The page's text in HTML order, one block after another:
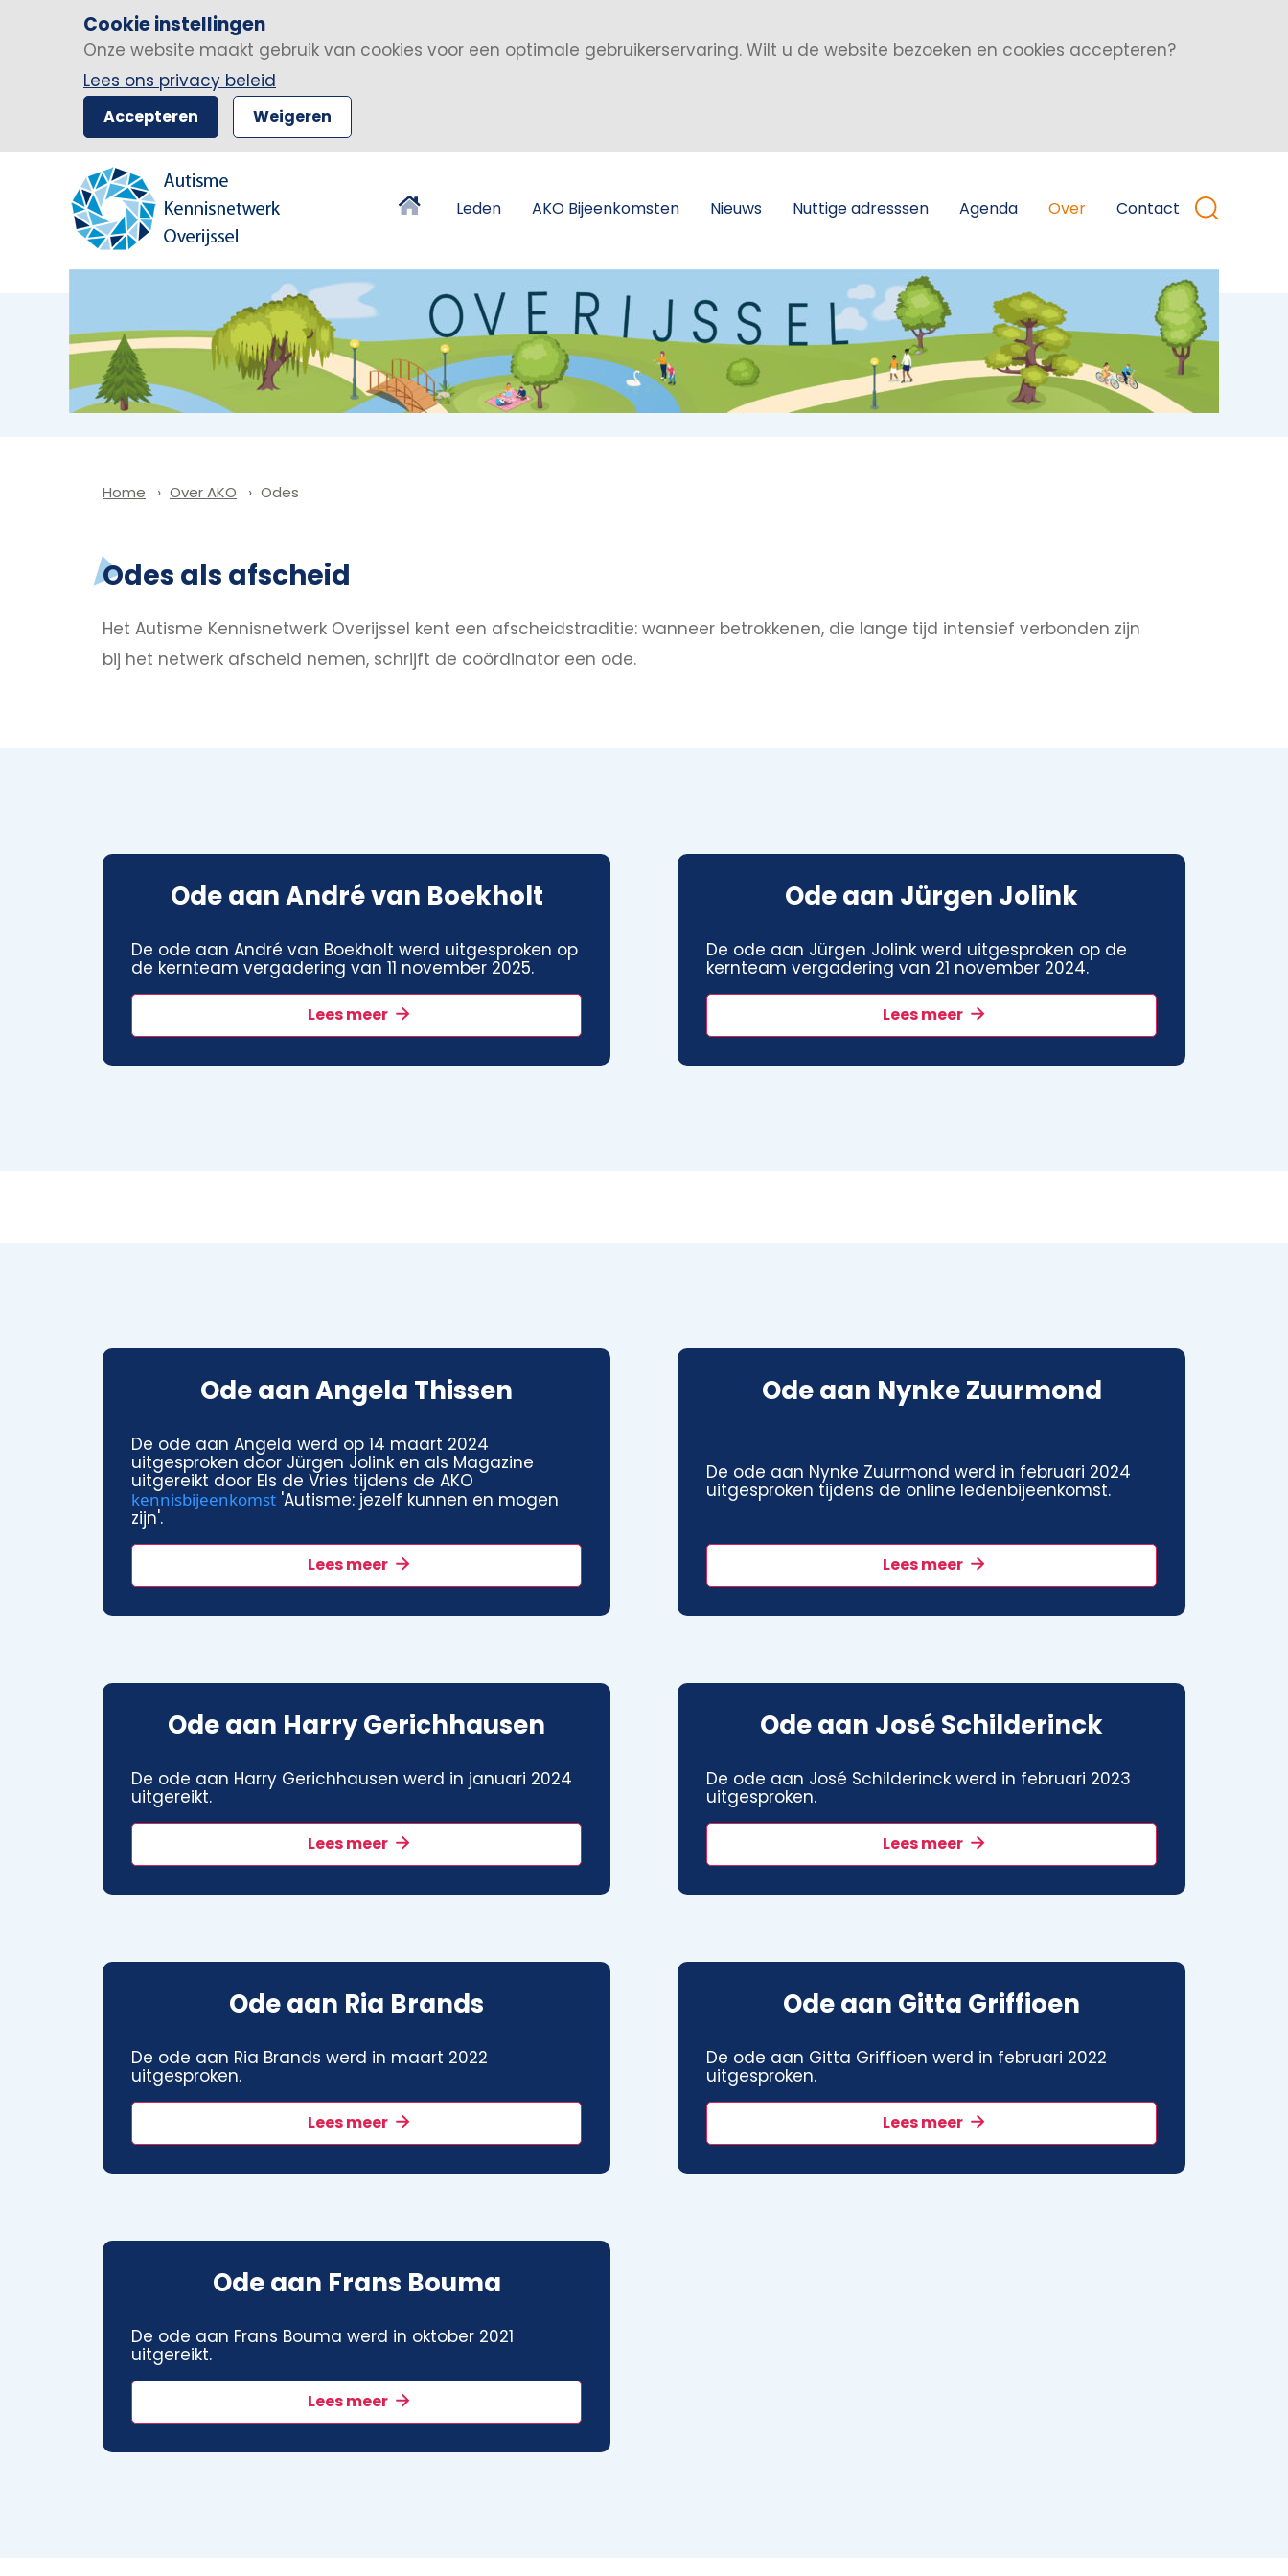
Cookie instellingen
Onze website maakt gebruik van cookies voor een optimale gebruikerservaring. Wilt u de website bezoeken en cookies accepteren?
Lees ons privacy beleid
Accepteren Weigeren
Leden AKO Bijeenkomsten Nieuws Nuttige adresssen Agenda Over Contact
Home Over AKO Odes
Odes als afscheid
Het Autisme Kennisnetwerk Overijssel kent een afscheidstraditie: wanneer betrokkenen, die lange tijd intensief verbonden zijn
bij het netwerk afscheid nemen, schrijft de coördinator een ode.
Ode aan André van Boekholt
De ode aan André van Boekholt werd uitgesproken op
de kernteam vergadering van 11 november 2025.
Lees meer
Ode aan Jürgen Jolink
De ode aan Jürgen Jolink werd uitgesproken op de
kernteam vergadering van 21 november 2024.
Lees meer
Ode aan Angela Thissen
De ode aan Angela werd op 14 maart 2024
uitgesproken door Jürgen Jolink en als Magazine
uitgereikt door Els de Vries tijdens de AKO
kennisbijeenkomst 'Autisme: jezelf kunnen en mogen
zijn'.
Lees meer
Ode aan Nynke Zuurmond
De ode aan Nynke Zuurmond werd in februari 2024
uitgesproken tijdens de online ledenbijeenkomst.
Lees meer
Ode aan Harry Gerichhausen
De ode aan Harry Gerichhausen werd in januari 2024
uitgereikt.
Lees meer
Ode aan José Schilderinck
De ode aan José Schilderinck werd in februari 2023
uitgesproken.
Lees meer
Ode aan Ria Brands
De ode aan Ria Brands werd in maart 2022
uitgesproken.
Lees meer
Ode aan Gitta Griffioen
De ode aan Gitta Griffioen werd in februari 2022
uitgesproken.
Lees meer
Ode aan Frans Bouma
De ode aan Frans Bouma werd in oktober 2021
uitgereikt.
Lees meer